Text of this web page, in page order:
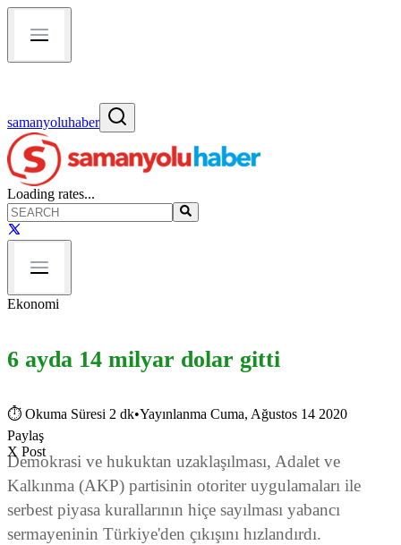
samanyoluhaber
Loading rates...
Ekonomi
6 ayda 14 milyar dolar gitti
⏱ Okuma Süresi 2 dk•Yayınlanma Cuma, Ağustos 14 2020
Paylaş
X Post
Demokrasi ve hukuktan uzaklaşılması, Adalet ve
Kalkınma (AKP) partisinin otoriter uygulamaları ile
serbest piyasa kurallarının hiçe sayılması yabancı
sermayeninin Türkiye'den çıkışını hızlandırdı.